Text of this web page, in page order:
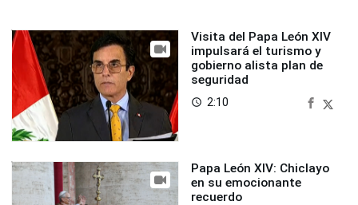
Visita del Papa León XIV
impulsará el turismo y
gobierno alista plan de
seguridad
access_time 2:10
Papa León XIV: Chiclayo
en su emocionante
recuerdo